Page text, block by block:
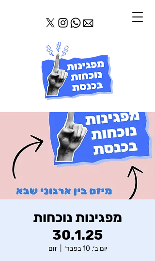
מפגינות נוכחות
30.1.25
יום ב׳, 10 בפבר׳ זום